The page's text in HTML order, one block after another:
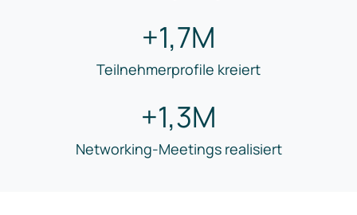
+1,7M
Teilnehmerprofile kreiert
+1,3M
Networking-Meetings realisiert